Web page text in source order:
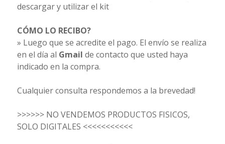
descargar y utilizar el kit
CÓMO LO RECIBO?
» Luego que se acredite el pago. El envío se realiza
en el día al Gmail de contacto que usted haya
indicado en la compra.
Cualquier consulta respondemos a la brevedad!
>>>>>> NO VENDEMOS PRODUCTOS FISICOS,
SOLO DIGITALES <<<<<<<<<<<